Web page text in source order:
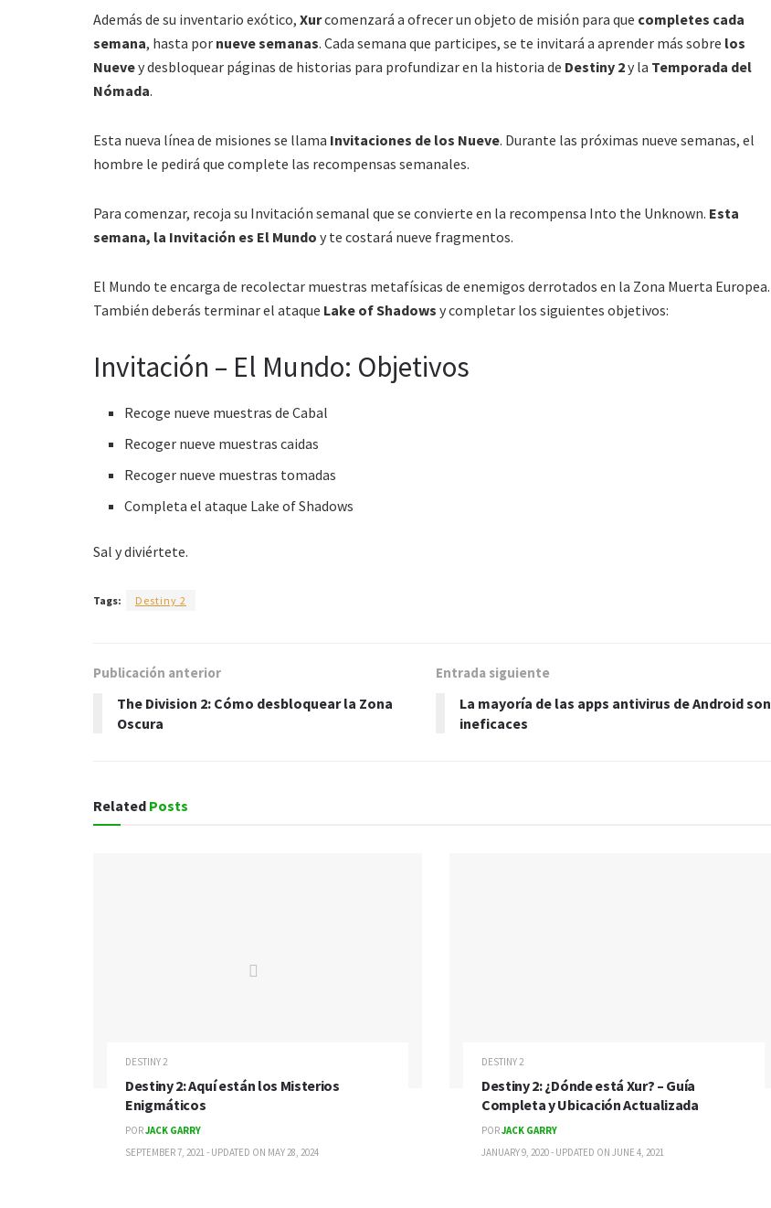
Además de su inventario exótico, Xurcomenzará a ofrecer un objeto de misión para que completes cada
semana, hasta por nueve semanas. Cada semana que participes, se te invitará a aprender más sobre los
Nuevey desbloquear páginas de historias para profundizar en la historia de Destiny 2y la Temporada del
Nómada.
Esta nueva línea de misiones se llama Invitaciones de los Nueve. Durante las próximas nueve semanas, el
hombre le pedirá que complete las recompensas semanales.
Para comenzar, recoja su Invitación semanal que se convierte en la recompensa Into the Unknown. Esta
semana, la Invitación es El Mundo y te costará nueve fragmentos.
El Mundo te encarga de recolectar muestras metafísicas de enemigos derrotados en la Zona Muerta Europea.
También deberás terminar el ataque Lake of Shadows y completar los siguientes objetivos:
Invitación – El Mundo: Objetivos
Recoge nueve muestras de Cabal
Recoger nueve muestras caidas
Recoger nueve muestras tomadas
Completa el ataque Lake of Shadows
Sal y diviértete.
Tags: Destiny 2
Publicación anterior
The Division 2: Cómo desbloquear la Zona
Oscura
Entrada siguiente
La mayoría de las apps antivirus de Android son
ineficaces
Related Posts
DESTINY 2
Destiny 2: Aquí están los Misterios
Enigmáticos
PORJACK GARRY
SEPTEMBER 7, 2021 - UPDATED ON MAY 28, 2024
DESTINY 2
Destiny 2: ¿Dónde está Xur? – Guía
Completa y Ubicación Actualizada
PORJACK GARRY
JANUARY 9, 2020 - UPDATED ON JUNE 4, 2021